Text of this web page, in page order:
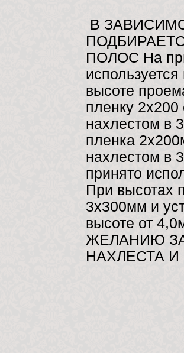
В
ПОЛОС На
высоте
пленку
нахлестом в
пленка
нахлестом в
принято
При высотах
3х300мм и
высоте от
ЖЕЛАНИЮ
НАХЛЕСТА